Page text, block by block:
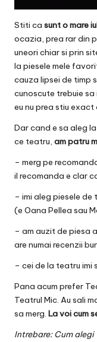
Stiti ca sunt o mare
ocazia, prea rar din
uneori chiar si prin
la piesele mele
cauza lipsei de timp
cunoscute trebuie sa
eu nu prea stiu exact
Dar cand e sa aleg
ce teatru, am patru
– merg pe
il recomanda e clar
– imi aleg piesele
(e Oana Pellea sau
– am auzit de piesa
are numai recenzii
– cei de la teatru
Pana acum prefer
Teatrul Mic. Au sali
sa merg. La voi cum
Intrebare: Cum